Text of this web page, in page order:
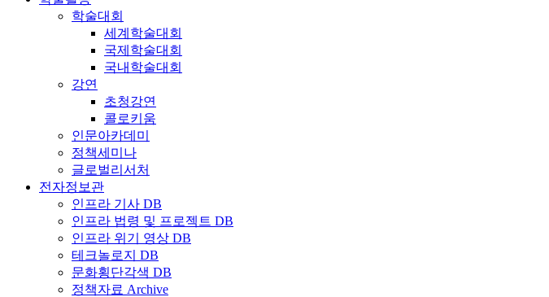
학술대회
세계학술대회
국제학술대회
국내학술대회
강연
초청강연
콜로키움
인문아카데미
정책세미나
글로벌리서처
전자정보관
인프라 기사 DB
인프라 법령 및 프로젝트 DB
인프라 위기 영상 DB
테크놀로지 DB
문화횡단각색 DB
정책자료 Archive